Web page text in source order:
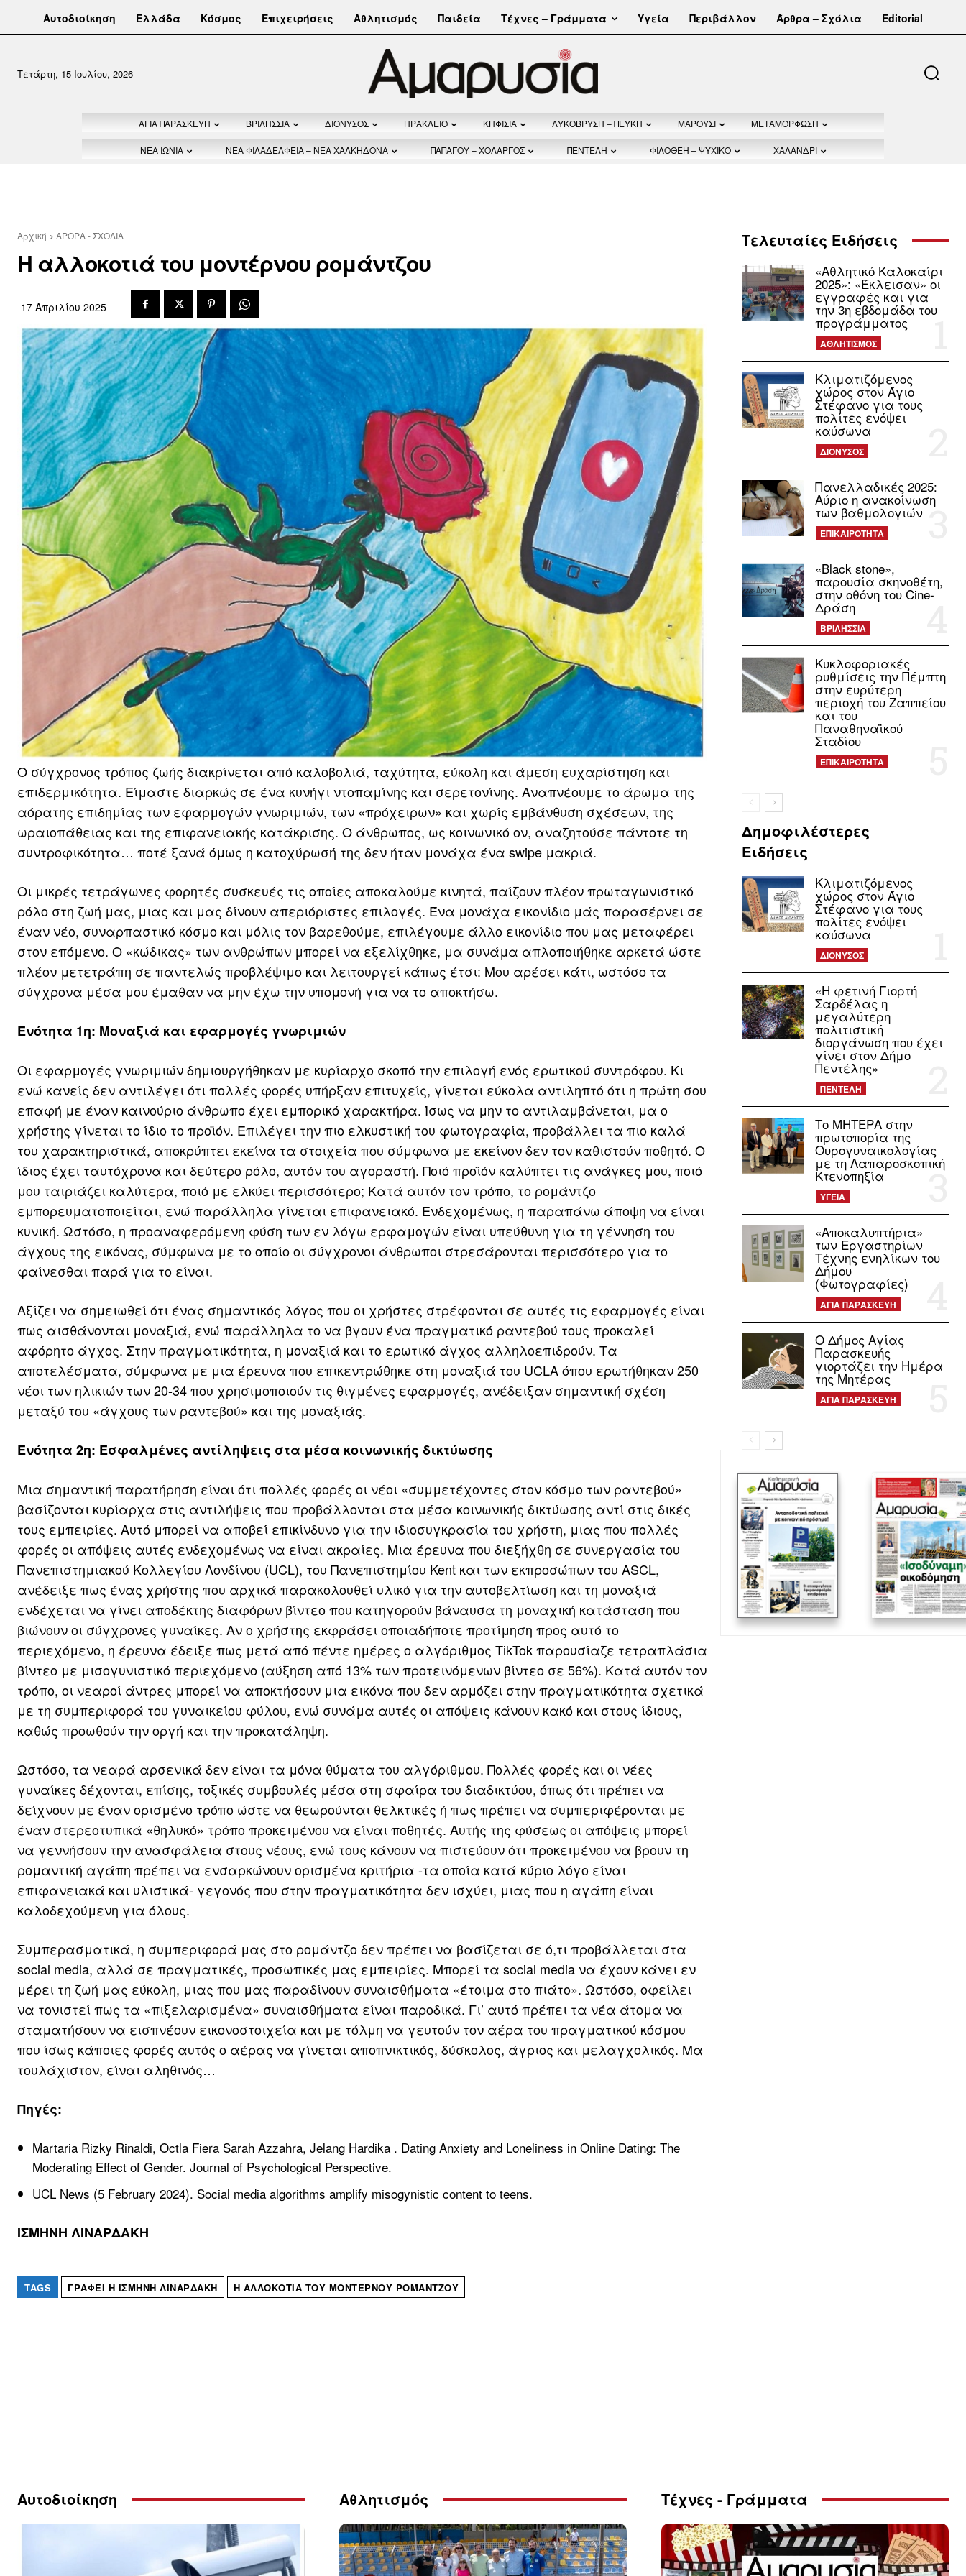
Αυτοδιοίκηση Ελλάδα Κόσμος Επιχειρήσεις Αθλητισμός Παιδεία Τέχνες – Γράμματα Υγεία Περιβάλλον Άρθρα – Σχόλια Editorial
Τετάρτη, 15 Ιουλίου, 2026
ΑΓΙΑ ΠΑΡΑΣΚΕΥΗ ΒΡΙΛΗΣΣΙΑ ΔΙΟΝΥΣΟΣ ΗΡΑΚΛΕΙΟ ΚΗΦΙΣΙΑ ΛΥΚΟΒΡΥΣΗ – ΠΕΥΚΗ ΜΑΡΟΥΣΙ ΜΕΤΑΜΟΡΦΩΣΗ
ΝΕΑ ΙΩΝΙΑ ΝΕΑ ΦΙΛΑΔΕΛΦΕΙΑ – ΝΕΑ ΧΑΛΚΗΔΟΝΑ ΠΑΠΑΓΟΥ – ΧΟΛΑΡΓΟΣ ΠΕΝΤΕΛΗ ΦΙΛΟΘΕΗ – ΨΥΧΙΚΟ ΧΑΛΑΝΔΡΙ
Αρχική ΑΡΘΡΑ - ΣΧΟΛΙΑ
Η αλλοκοτιά του μοντέρνου ρομάντζου
17 Απριλίου 2025
O σύγχρονος τρόπος ζωής διακρίνεται από καλοβολιά, ταχύτητα, εύκολη και άμεση ευχαρίστηση και
επιδερμικότητα. Είμαστε διαρκώς σε ένα κυνήγι ντοπαμίνης και σερετονίνης. Αναπνέουμε το άρωμα της
αόρατης επιδημίας των εφαρμογών γνωριμιών, των «πρόχειρων» και χωρίς εμβάνθυση σχέσεων, της
ωραιοπάθειας και της επιφανειακής κατάκρισης. Ο άνθρωπος, ως κοινωνικό ον, αναζητούσε πάντοτε τη
συντροφικότητα… ποτέ ξανά όμως η κατοχύρωσή της δεν ήταν μονάχα ένα swipe μακριά.
Οι μικρές τετράγωνες φορητές συσκευές τις οποίες αποκαλούμε κινητά, παίζουν πλέον πρωταγωνιστικό
ρόλο στη ζωή μας, μιας και μας δίνουν απεριόριστες επιλογές. Ένα μονάχα εικονίδιο μάς παρασέρνει σε
έναν νέο, συναρπαστικό κόσμο και μόλις τον βαρεθούμε, επιλέγουμε άλλο εικονίδιο που μας μεταφέρει
στον επόμενο. Ο «κώδικας» των ανθρώπων μπορεί να εξελίχθηκε, μα συνάμα απλοποιήθηκε αρκετά ώστε
πλέον μετετράπη σε παντελώς προβλέψιμο και λειτουργεί κάπως έτσι: Μου αρέσει κάτι, ωστόσο τα
σύγχρονα μέσα μου έμαθαν να μην έχω την υπομονή για να το αποκτήσω.
Ενότητα 1η: Μοναξιά και εφαρμογές γνωριμιών
Οι εφαρμογές γνωριμιών δημιουργήθηκαν με κυρίαρχο σκοπό την επιλογή ενός ερωτικού συντρόφου. Κι
ενώ κανείς δεν αντιλέγει ότι πολλές φορές υπήρξαν επιτυχείς, γίνεται εύκολα αντιληπτό ότι η πρώτη σου
επαφή με έναν καινούριο άνθρωπο έχει εμπορικό χαρακτήρα. Ίσως να μην το αντιλαμβάνεται, μα ο
χρήστης γίνεται το ίδιο το προϊόν. Επιλέγει την πιο ελκυστική του φωτογραφία, προβάλλει τα πιο καλά
του χαρακτηριστικά, αποκρύπτει εκείνα τα στοιχεία που σύμφωνα με εκείνον δεν τον καθιστούν ποθητό. Ο
ίδιος έχει ταυτόχρονα και δεύτερο ρόλο, αυτόν του αγοραστή. Ποιό προϊόν καλύπτει τις ανάγκες μου, ποιό
μου ταιριάζει καλύτερα, ποιό με ελκύει περισσότερο; Κατά αυτόν τον τρόπο, το ρομάντζο
εμπορευματοποιείται, ενώ παράλληλα γίνεται επιφανειακό. Ενδεχομένως, η παραπάνω άποψη να είναι
κυνική. Ωστόσο, η προαναφερόμενη φύση των εν λόγω ερφαμογών είναι υπεύθυνη για τη γέννηση του
άγχους της εικόνας, σύμφωνα με το οποίο οι σύγχρονοι άνθρωποι στρεσάρονται περισσότερο για το
φαίνεσθαι παρά για το είναι.
Αξίζει να σημειωθεί ότι ένας σημαντικός λόγος που οι χρήστες στρέφονται σε αυτές τις εφαρμογές είναι
πως αισθάνονται μοναξιά, ενώ παράλληλα το να βγουν ένα πραγματικό ραντεβού τους προκαλεί
αφόρητο άγχος. Στην πραγματικότητα, η μοναξιά και το ερωτικό άγχος αλληλοεπιδρούν. Τα
αποτελέσματα, σύμφωνα με μια έρευνα που επικεντρώθηκε στη μοναξιά του UCLA όπου ερωτήθηκαν 250
νέοι των ηλικιών των 20-34 που χρησιμοποιούν τις θιγμένες εφαρμογές, ανέδειξαν σημαντική σχέση
μεταξύ του «άγχους των ραντεβού» και της μοναξιάς.
Ενότητα 2η: Εσφαλμένες αντίληψεις στα μέσα κοινωνικής δικτύωσης
Μια σημαντική παρατήρηση είναι ότι πολλές φορές οι νέοι «συμμετέχοντες στον κόσμο των ραντεβού»
βασίζονται κυρίαρχα στις αντιλήψεις που προβάλλονται στα μέσα κοινωνικής δικτύωσης αντί στις δικές
τους εμπειρίες. Αυτό μπορεί να αποβεί επικίνδυνο για την ιδιοσυγκρασία του χρήστη, μιας που πολλές
φορές οι απόψεις αυτές ενδεχομένως να είναι ακραίες. Μια έρευνα που διεξήχθη σε συνεργασία του
Πανεπιστημιακού Κολλεγίου Λονδίνου (UCL), του Πανεπιστημίου Kent και των εκπροσώπων του ASCL,
ανέδειξε πως ένας χρήστης που αρχικά παρακολουθεί υλικό για την αυτοβελτίωση και τη μοναξιά
ενδέχεται να γίνει αποδέκτης διαφόρων βίντεο που κατηγορούν βάναυσα τη μοναχική κατάσταση που
βιώνουν οι σύγχρονες γυναίκες. Αν ο χρήστης εκφράσει οποιαδήποτε προτίμηση προς αυτό το
περιεχόμενο, η έρευνα έδειξε πως μετά από πέντε ημέρες ο αλγόριθμος TikTok παρουσίαζε τετραπλάσια
βίντεο με μισογυνιστικό περιεχόμενο (αύξηση από 13% των προτεινόμενων βίντεο σε 56%). Κατά αυτόν τον
τρόπο, οι νεαροί άντρες μπορεί να αποκτήσουν μια εικόνα που δεν αρμόζει στην πραγματικότητα σχετικά
με τη συμπεριφορά του γυναικείου φύλου, ενώ συνάμα αυτές οι απόψεις κάνουν κακό και στους ίδιους,
καθώς προωθούν την οργή και την προκατάληψη.
Ωστόσο, τα νεαρά αρσενικά δεν είναι τα μόνα θύματα του αλγόριθμου. Πολλές φορές και οι νέες
γυναίκες δέχονται, επίσης, τοξικές συμβουλές μέσα στη σφαίρα του διαδικτύου, όπως ότι πρέπει να
δείχνουν με έναν ορισμένο τρόπο ώστε να θεωρούνται θελκτικές ή πως πρέπει να συμπεριφέρονται με
έναν στερεοτυπικά «θηλυκό» τρόπο προκειμένου να είναι ποθητές. Αυτής της φύσεως οι απόψεις μπορεί
να γεννήσουν την ανασφάλεια στους νέους, ενώ τους κάνουν να πιστεύουν ότι προκειμένου να βρουν τη
ρομαντική αγάπη πρέπει να ενσαρκώνουν ορισμένα κριτήρια -τα οποία κατά κύριο λόγο είναι
επιφανειακά και υλιστικά- γεγονός που στην πραγματικότητα δεν ισχύει, μιας που η αγάπη είναι
καλοδεχούμενη για όλους.
Συμπερασματικά, η συμπεριφορά μας στο ρομάντζο δεν πρέπει να βασίζεται σε ό,τι προβάλλεται στα
social media, αλλά σε πραγματικές, προσωπικές μας εμπειρίες. Μπορεί τα social media να έχουν κάνει εν
μέρει τη ζωή μας εύκολη, μιας που μας παραδίνουν συναισθήματα «έτοιμα στο πιάτο». Ωστόσο, οφείλει
να τονιστεί πως τα «πιξελαρισμένα» συναισθήματα είναι παροδικά. Γι’ αυτό πρέπει τα νέα άτομα να
σταματήσουν να εισπνέουν εικονοστοιχεία και με τόλμη να γευτούν τον αέρα του πραγματικού κόσμου
που ίσως κάποιες φορές αυτός ο αέρας να γίνεται αποπνικτικός, δύσκολος, άγριος και μελαγχολικός. Μα
τουλάχιστον, είναι αληθινός…
Πηγές:
Martaria Rizky Rinaldi, Octla Fiera Sarah Azzahra, Jelang Hardika . Dating Anxiety and Loneliness in Online Dating: The
Moderating Effect of Gender. Journal of Psychological Perspective.
UCL News (5 February 2024). Social media algorithms amplify misogynistic content to teens.
ΙΣΜΗΝΗ ΛΙΝΑΡΔΑΚΗ
TAGS ΓΡΆΦΕΙ Η ΙΣΜΗΝΗ ΛΙΝΑΡΔΑΚΗ Η ΑΛΛΟΚΟΤΙΆ ΤΟΥ ΜΟΝΤΈΡΝΟΥ ΡΟΜΆΝΤΖΟΥ
Τελευταίες Ειδήσεις
«Αθλητικό Καλοκαίρι
2025»: «Έκλεισαν» οι
εγγραφές και για
την 3η εβδομάδα του
προγράμματος
ΑΘΛΗΤΙΣΜΟΣ
Κλιματιζόμενος
χώρος στον Άγιο
Στέφανο για τους
πολίτες ενόψει
καύσωνα
ΔΙΟΝΥΣΟΣ
Πανελλαδικές 2025:
Αύριο η ανακοίνωση
των βαθμολογιών
ΕΠΙΚΑΙΡΟΤΗΤΑ
«Black stone»,
παρουσία σκηνοθέτη,
στην οθόνη του Cine-
Δράση
ΒΡΙΛΗΣΣΙΑ
Κυκλοφοριακές
ρυθμίσεις την Πέμπτη
στην ευρύτερη
περιοχή του Ζαππείου
και του
Παναθηναϊκού
Σταδίου
ΕΠΙΚΑΙΡΟΤΗΤΑ
Δημοφιλέστερες
Ειδήσεις
Κλιματιζόμενος
χώρος στον Άγιο
Στέφανο για τους
πολίτες ενόψει
καύσωνα
ΔΙΟΝΥΣΟΣ
«Η φετινή Γιορτή
Σαρδέλας η
μεγαλύτερη
πολιτιστική
διοργάνωση που έχει
γίνει στον Δήμο
Πεντέλης»
ΠΕΝΤΕΛΗ
Το ΜΗΤΕΡΑ στην
πρωτοπορία της
Ουρογυναικολογίας
με τη Λαπαροσκοπική
Κτενοπηξία
ΥΓΕΙΑ
«Αποκαλυπτήρια»
των Εργαστηρίων
Τέχνης ενηλίκων του
Δήμου
(Φωτογραφίες)
ΑΓΙΑ ΠΑΡΑΣΚΕΥΗ
Ο Δήμος Αγίας
Παρασκευής
γιορτάζει την Ημέρα
της Μητέρας
ΑΓΙΑ ΠΑΡΑΣΚΕΥΗ
Αυτοδιοίκηση Αθλητισμός Τέχνες - Γράμματα